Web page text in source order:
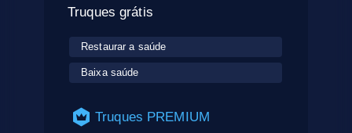
Truques grátis
Restaurar a saúde
Baixa saúde
Truques PREMIUM